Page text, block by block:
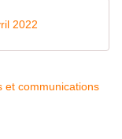
2022
et communications